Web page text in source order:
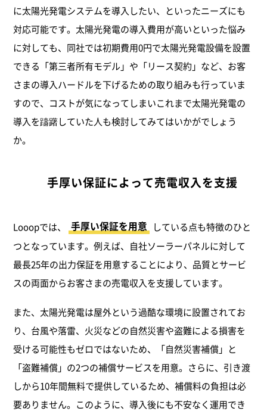
に太陽光発電システムを導入したい、といったニーズにも
対応可能です。太陽光発電の導入費用が高いといった悩み
に対しても、同社では初期費用0円で太陽光発電設備を設置
できる「第三者所有モデル」や「リース契約」など、お客
さまの導入ハードルを下げるための取り組みも行っていま
すので、コストが気になってしまいこれまで太陽光発電の
導入を躊躇していた人も検討してみてはいかがでしょう
か。
手厚い保証によって売電収入を支援
Looopでは、 手厚い保証を用意
している点も特徴のひと
つとなっています。例えば、自社ソーラーパネルに対して
最長25年の出力保証を用意することにより、品質とサービ
スの両面からお客さまの売電収入を支援しています。
また、太陽光発電は屋外という過酷な環境に設置されてお
り、台風や落雷、火災などの自然災害や盗難による損害を
受ける可能性もゼロではないため、「自然災害補償」と
「盗難補償」の2つの補償サービスを用意。さらに、引き渡
しから10年間無料で提供しているため、補償料の負担は必
要ありません。このように、導入後にも不安なく運用でき